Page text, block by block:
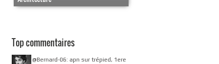
Top commentaires
@Bernard-06: apn sur trépied, 1ere